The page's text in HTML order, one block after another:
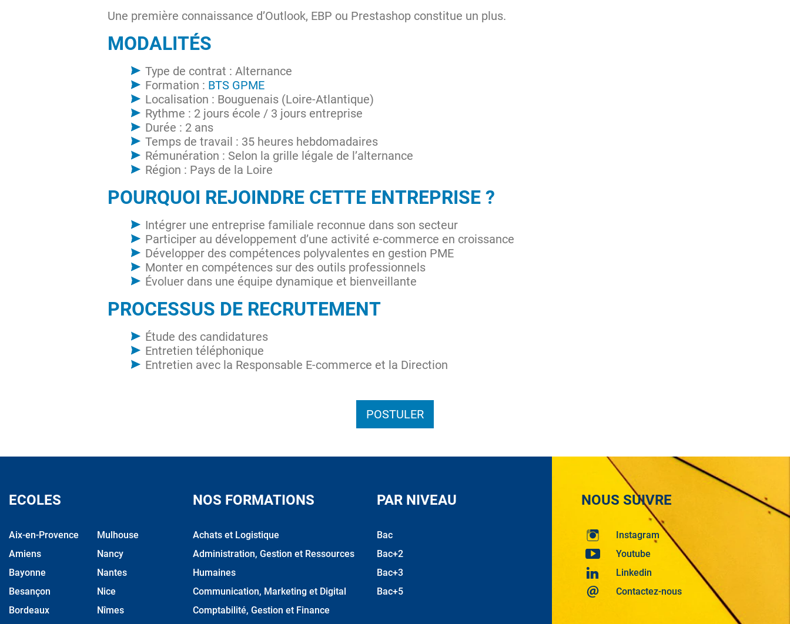
Une première connaissance d’Outlook, EBP ou Prestashop constitue un plus.
MODALITÉS
Type de contrat : Alternance
Formation : BTS GPME
Localisation : Bouguenais (Loire-Atlantique)
Rythme : 2 jours école / 3 jours entreprise
Durée : 2 ans
Temps de travail : 35 heures hebdomadaires
Rémunération : Selon la grille légale de l’alternance
Région : Pays de la Loire
POURQUOI REJOINDRE CETTE ENTREPRISE ?
Intégrer une entreprise familiale reconnue dans son secteur
Participer au développement d’une activité e-commerce en croissance
Développer des compétences polyvalentes en gestion PME
Monter en compétences sur des outils professionnels
Évoluer dans une équipe dynamique et bienveillante
PROCESSUS DE RECRUTEMENT
Étude des candidatures
Entretien téléphonique
Entretien avec la Responsable E-commerce et la Direction
POSTULER
ECOLES
Aix-en-Provence
Amiens
Bayonne
Besançon
Bordeaux
Mulhouse
Nancy
Nantes
Nice
Nîmes
NOS FORMATIONS
Achats et Logistique
Administration, Gestion et Ressources
Humaines
Communication, Marketing et Digital
Comptabilité, Gestion et Finance
PAR NIVEAU
Bac
Bac+2
Bac+3
Bac+5
NOUS SUIVRE
Instagram
Youtube
Linkedin
Contactez-nous